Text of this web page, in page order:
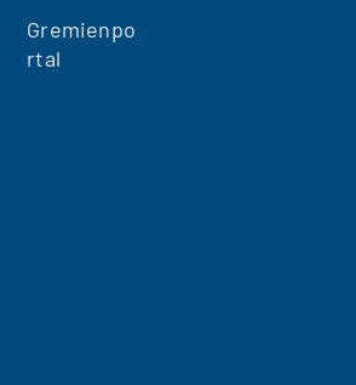
Gremienpo
rtal